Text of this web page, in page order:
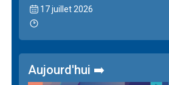
17 juillet 2026
Aujourd'hui ➡️